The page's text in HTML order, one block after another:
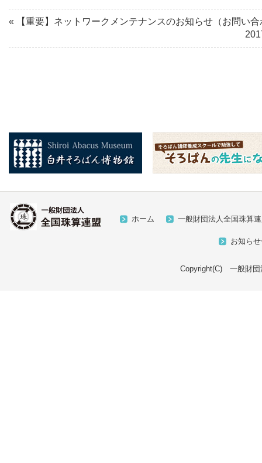
«
【重要】ネットワークメンテナンスのお知らせ（お問い
一般財団法人全国珠算
ホーム
お知ら
Copyright(C) 一般財団